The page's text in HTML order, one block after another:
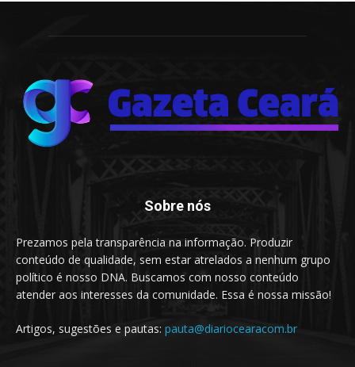
Sobre nós
Prezamos pela transparência na informação. Produzir
conteúdo de qualidade, sem estar atrelados a nenhum grupo
político é nosso DNA. Buscamos com nosso conteúdo
atender aos interesses da comunidade. Essa é nossa missão!
Artigos, sugestões e pautas: pauta@diariocearacom.br